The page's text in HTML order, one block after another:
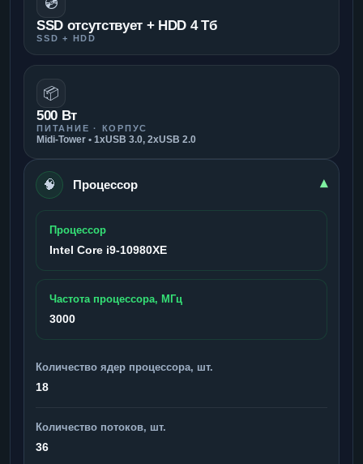
SSD отсутствует + HDD 4 Тб
SSD + HDD
📦
500 Вт
ПИТАНИЕ · КОРПУС
Midi-Tower • 1xUSB 3.0, 2xUSB 2.0
🧠 Процессор ▾
Процессор
Intel Core i9-10980XE
Частота процессора, МГц
3000
Количество ядер процессора, шт.
18
Количество потоков, шт.
36